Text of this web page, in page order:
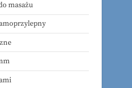
masażu